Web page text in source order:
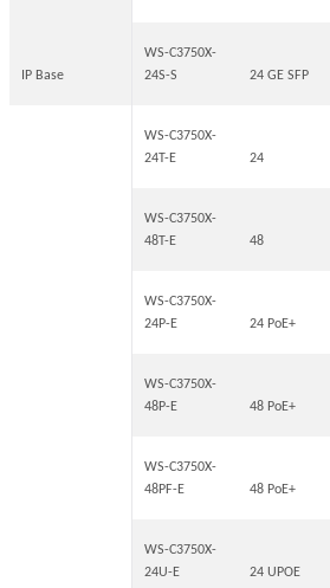
IP Base
WS-C3750X-
24S-S
24 GE SFP
WS-C3750X-
24T-E
24
WS-C3750X-
48T-E
48
WS-C3750X-
24P-E
24 PoE+
WS-C3750X-
48P-E
48 PoE+
WS-C3750X-
48PF-E
48 PoE+
WS-C3750X-
24U-E
24 UPOE